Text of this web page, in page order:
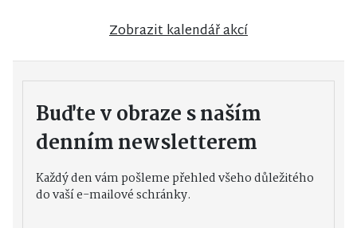
Zobrazit kalendář akcí
Buďte v obraze s naším
denním newsletterem
Každý den vám pošleme přehled všeho důležitého
do vaší e-mailové schránky.